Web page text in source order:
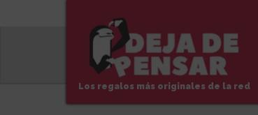
Los regalos más originales de la red